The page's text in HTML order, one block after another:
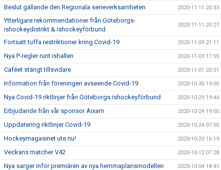
Beslut gällande den Regionala serieverksamheten 2020-11-11 20:33
Ytterligare rekommendationer från Göteborgs-
ishockeydistrikt & ishockeyförbund
2020-11-11 20:27
Fortsatt tuffa restriktioner kring Covid-19 2020-11-09 21:11
Nya P-regler runt ishallen 2020-11-03 17:55
Caféet stängt tillsvidare 2020-11-01 20:51
Information från föreningen avseende Covid-19 2020-10-30 19:00
Nya Covid-19 riktlinjer från Göteborgs ishockeyförbund 2020-10-29 19:44
Erbjudande från vår sponsor Aixam 2020-10-24 19:00
Uppdatering riktlinjer Covid-19 2020-10-24 07:00
Hockeymagasinet ute nu! 2020-10-23 16:19
Veckans matcher V42 2020-10-12 07:28
Nya sarger inför premiären av nya hemmaplansmodellen 2020-10-04 18:45